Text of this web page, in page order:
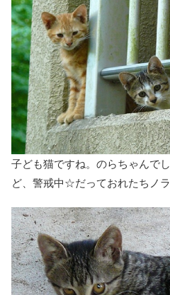
子ども猫ですね。のらちゃんで
ど、警戒中☆だっておれたちノ